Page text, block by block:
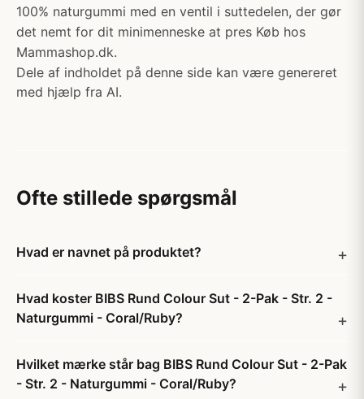
100% naturgummi med en ventil i suttedelen, der gør
det nemt for dit minimenneske at pres Køb hos
Mammashop.dk.
Dele af indholdet på denne side kan være genereret
med hjælp fra AI.
Ofte stillede spørgsmål
Hvad er navnet på produktet?
Hvad koster BIBS Rund Colour Sut - 2-Pak - Str. 2 -
Naturgummi - Coral/Ruby?
Hvilket mærke står bag BIBS Rund Colour Sut - 2-Pak
- Str. 2 - Naturgummi - Coral/Ruby?